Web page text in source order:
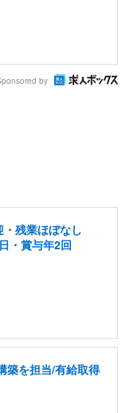
by
残業ほぼなし
・賞与年2回
築を担当/有給取得